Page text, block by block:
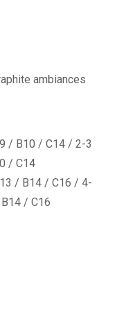
ambiances
/ B10 / C14 / 2-3
/ C14
/ B14 / C16 / 4-
/ C16